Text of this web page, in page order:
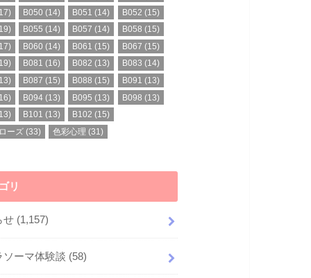
B050 (14) B051 (14) B052 (15)
B055 (14) B057 (14) B058 (15)
B060 (14) B061 (15) B067 (15)
B081 (16) B082 (13) B083 (14)
B087 (15) B088 (15) B091 (13)
B094 (13) B095 (13) B098 (13)
B101 (13) B102 (15)
ーズ (33) 色彩心理 (31)
リ
せ (1,157)
ソーマ体験談 (58)